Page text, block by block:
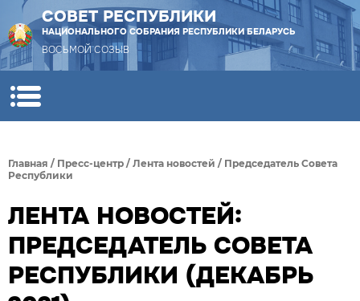
СОВЕТ РЕСПУБЛИКИ
НАЦИОНАЛЬНОГО СОБРАНИЯ РЕСПУБЛИКИ БЕЛАРУСЬ
ВОСЬМОЙ СОЗЫВ
Главная / Пресс-центр / Лента новостей / Председатель Совета
Республики
ЛЕНТА НОВОСТЕЙ:
ПРЕДСЕДАТЕЛЬ СОВЕТА
РЕСПУБЛИКИ (ДЕКАБРЬ